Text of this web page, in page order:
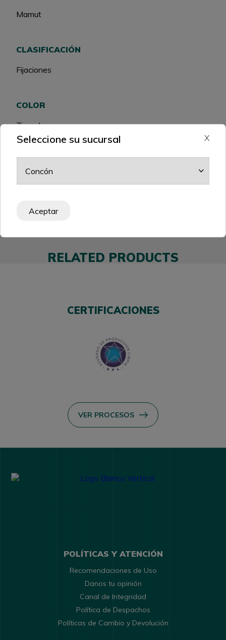
Seleccione su sucursal X
Aceptar
Mamut
CLASIFICACIÓN
Fijaciones
COLOR
Zincado
RELATED PRODUCTS
CERTIFICACIONES
VER PROCESOS
POLÍTICAS Y ATENCIÓN
Recomendaciones de Uso
Danos tu opinión
Canal de Integridad
Política de Despachos
Políticas de Cambio y Devolución